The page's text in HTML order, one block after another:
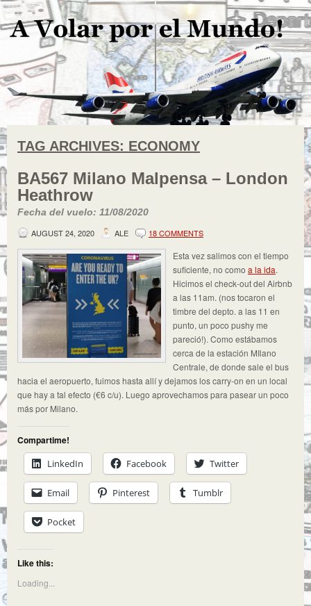
TAG ARCHIVES: ECONOMY
BA567 Milano Malpensa – London
Heathrow
Fecha del vuelo: 11/08/2020
AUGUST 24, 2020
ALE 18 COMMENTS
Esta vez salimos con el tiempo
suficiente, no como a la ida.
Hicimos el check-out del Airbnb
a las 11am. (nos tocaron el
timbre del depto. a las 11 en
punto, un poco pushy me
pareció!). Como estábamos
cerca de la estación MIlano
Centrale, de donde sale el bus
hacia el aeropuerto, fuimos hasta allí y dejamos los carry-on en un local
que hay a tal efecto (€6 c/u). Luego aprovechamos para pasear un poco
más por Milano.
Compartime!
LinkedIn
Facebook Twitter
Email Pinterest Tumblr
Pocket
Like this:
Loading...